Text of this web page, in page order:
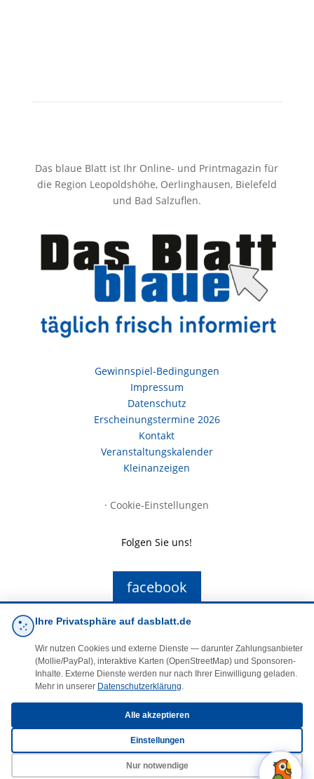
Das blaue Blatt ist Ihr Online- und Printmagazin für
die Region Leopoldshöhe, Oerlinghausen, Bielefeld
und Bad Salzuflen.
Gewinnspiel-Bedingungen
Impressum
Datenschutz
Erscheinungstermine 2026
Kontakt
Veranstaltungskalender
Kleinanzeigen
· Cookie-Einstellungen
Folgen Sie uns!
facebook
E-Mail
© 2025 DasBlaueBlatt | InSign – A. + D. Klee GbR
Ihre Privatsphäre auf dasblatt.de
Wir nutzen Cookies und externe Dienste — darunter Zahlungsanbieter
(Mollie/PayPal), interaktive Karten (OpenStreetMap) und Sponsoren-
Inhalte. Externe Dienste werden nur nach Ihrer Einwilligung geladen.
Mehr in unserer Datenschutzerklärung.
Alle akzeptieren
Einstellungen
Nur notwendige